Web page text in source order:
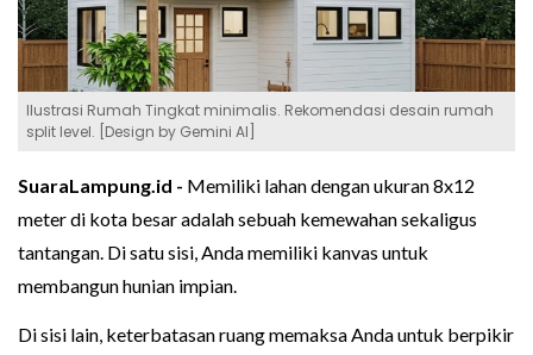
Ilustrasi Rumah Tingkat minimalis. Rekomendasi desain rumah
split level. [Design by Gemini AI]
SuaraLampung.id - Memiliki lahan dengan ukuran 8x12
meter di kota besar adalah sebuah kemewahan sekaligus
tantangan. Di satu sisi, Anda memiliki kanvas untuk
membangun hunian impian.
Di sisi lain, keterbatasan ruang memaksa Anda untuk berpikir